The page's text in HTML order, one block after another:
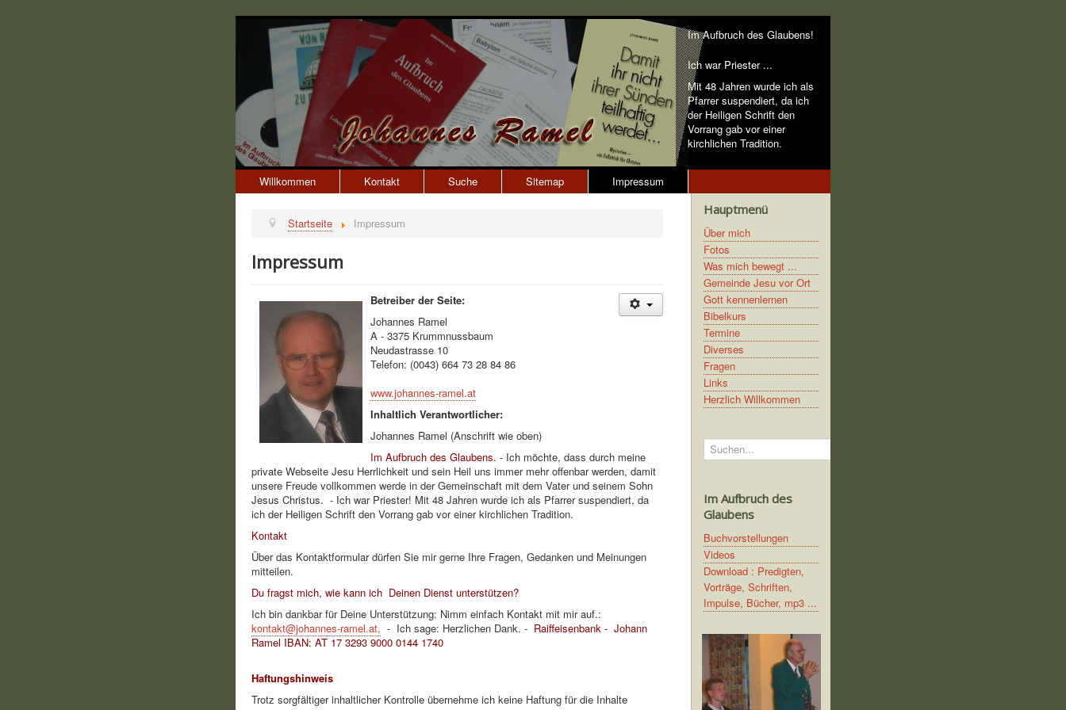
Im Aufbruch des Glaubens!
Ich war Priester ...
Mit 48 Jahren wurde ich als
Pfarrer suspendiert, da ich
der Heiligen Schrift den
Vorrang gab vor einer
kirchlichen Tradition.
Willkommen Kontakt Suche Sitemap Impressum
Startseite Impressum
Impressum
Betreiber der Seite:
Johannes Ramel
A - 3375 Krummnussbaum
Neudastrasse 10
Telefon: (0043) 664 73 28 84 86
www.johannes-ramel.at
Inhaltlich Verantwortlicher:
Johannes Ramel (Anschrift wie oben)
Im Aufbruch des Glaubens. - Ich möchte, dass durch meine
private Webseite Jesu Herrlichkeit und sein Heil uns immer mehr offenbar werden, damit
unsere Freude vollkommen werde in der Gemeinschaft mit dem Vater und seinem Sohn
Jesus Christus. - Ich war Priester! Mit 48 Jahren wurde ich als Pfarrer suspendiert, da
ich der Heiligen Schrift den Vorrang gab vor einer kirchlichen Tradition.
Kontakt
Über das Kontaktformular dürfen Sie mir gerne Ihre Fragen, Gedanken und Meinungen
mitteilen.
Du fragst mich, wie kann ich Deinen Dienst unterstützen?
Ich bin dankbar für Deine Unterstützung: Nimm einfach Kontakt mit mir auf.:
kontakt@johannes-ramel.at, - Ich sage: Herzlichen Dank. - Raiffeisenbank - Johann
Ramel IBAN: AT 17 3293 9000 0144 1740
Haftungshinweis
Trotz sorgfältiger inhaltlicher Kontrolle übernehme ich keine Haftung für die Inhalte
Hauptmenü
Über mich
Fotos
Was mich bewegt ...
Gemeinde Jesu vor Ort
Gott kennenlernen
Bibelkurs
Termine
Diverses
Fragen
Links
Herzlich Willkommen
Suchen...
Im Aufbruch des
Glaubens
Buchvorstellungen
Videos
Download : Predigten,
Vorträge, Schriften,
Impulse, Bücher, mp3 ...